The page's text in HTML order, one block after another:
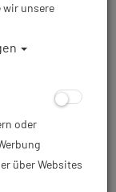
wir unsere
oder
über Websites